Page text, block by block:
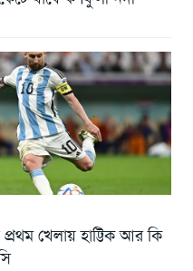
খেলায় হাট্টিক আর কি